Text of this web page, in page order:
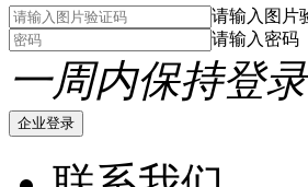
请输入图片
请输入密码
一周内保持登录
企业登录